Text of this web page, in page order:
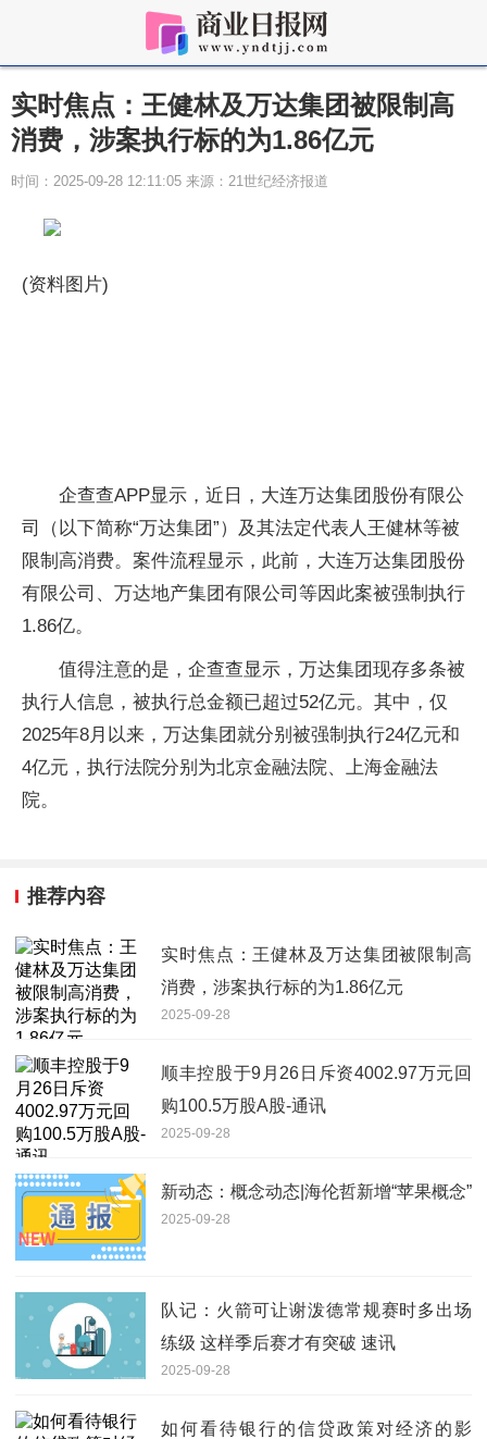
实时焦点：王健林及万达集团被限制高
消费，涉案执行标的为1.86亿元
时间：2025-09-28 12:11:05 来源：21世纪经济报道
(资料图片)
企查查APP显示，近日，大连万达集团股份有限公
司（以下简称“万达集团”）及其法定代表人王健林等被
限制高消费。案件流程显示，此前，大连万达集团股份
有限公司、万达地产集团有限公司等因此案被强制执行
1.86亿。
值得注意的是，企查查显示，万达集团现存多条被
执行人信息，被执行总金额已超过52亿元。其中，仅
2025年8月以来，万达集团就分别被强制执行24亿元和
4亿元，执行法院分别为北京金融法院、上海金融法
院。
推荐内容
实时焦点：王健林及万达集团被限制高
消费，涉案执行标的为1.86亿元
2025-09-28
顺丰控股于9月26日斥资4002.97万元回
购100.5万股A股-通讯
2025-09-28
新动态：概念动态|海伦哲新增“苹果概念”
2025-09-28
队记：火箭可让谢泼德常规赛时多出场
练级 这样季后赛才有突破 速讯
2025-09-28
如何看待银行的信贷政策对经济的影